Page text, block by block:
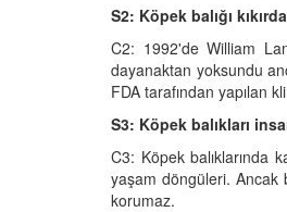
S2: Köpek balığı
C2: 1992'de William
dayanaktan yoksundu
FDA tarafından yapılan
S3: Köpek balıkları
C3: Köpek balıklarında
yaşam döngüleri. Ancak
korumaz.